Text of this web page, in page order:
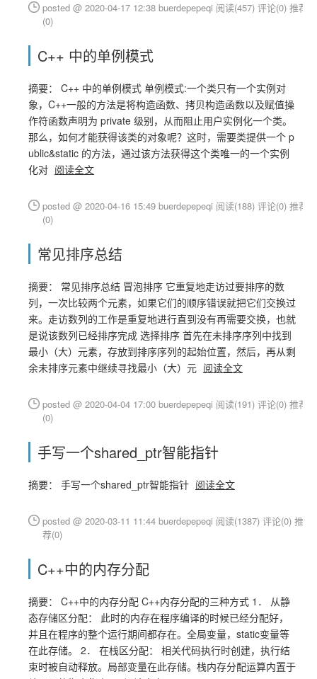
posted @ 2020-04-17 12:38 buerdepepeqi 阅读(457) 评论(0) 推荐
(0)
C++ 中的单例模式
摘要： C++ 中的单例模式 单例模式:一个类只有一个实例对
象，C++一般的方法是将构造函数、拷贝构造函数以及赋值操
作符函数声明为 private 级别，从而阻止用户实例化一个类。
那么，如何才能获得该类的对象呢？这时，需要类提供一个 p
ublic&static 的方法，通过该方法获得这个类唯一的一个实例
化对 阅读全文
posted @ 2020-04-16 15:49 buerdepepeqi 阅读(188) 评论(0) 推荐
(0)
常见排序总结
摘要： 常见排序总结 冒泡排序 它重复地走访过要排序的数
列，一次比较两个元素，如果它们的顺序错误就把它们交换过
来。走访数列的工作是重复地进行直到没有再需要交换，也就
是说该数列已经排序完成 选择排序 首先在未排序序列中找到
最小（大）元素，存放到排序序列的起始位置，然后，再从剩
余未排序元素中继续寻找最小（大）元 阅读全文
posted @ 2020-04-04 17:00 buerdepepeqi 阅读(191) 评论(0) 推荐
(0)
手写一个shared_ptr智能指针
摘要： 手写一个shared_ptr智能指针 阅读全文
posted @ 2020-03-11 11:44 buerdepepeqi 阅读(1387) 评论(0) 推
荐(0)
C++中的内存分配
摘要： C++中的内存分配 C++内存分配的三种方式 1． 从静
态存储区分配： 此时的内存在程序编译的时候已经分配好，
并且在程序的整个运行期间都存在。全局变量，static变量等
在此存储。 2． 在栈区分配： 相关代码执行时创建，执行结
束时被自动释放。局部变量在此存储。栈内存分配运算内置于